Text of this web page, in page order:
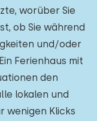
worüber Sie
ob Sie während
und/oder
Ferienhaus mit
den
lokalen und
wenigen Klicks